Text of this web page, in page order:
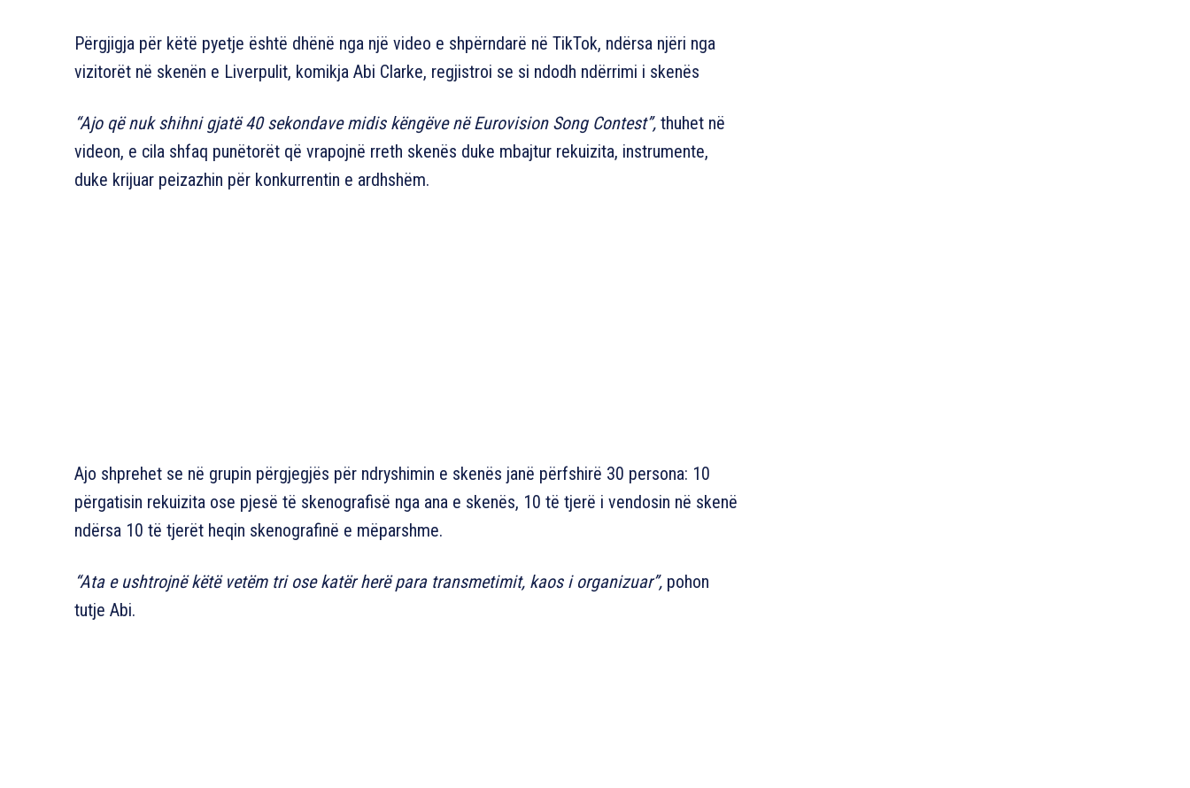
Përgjigja për këtë pyetje është dhënë nga një video e shpërndarë në TikTok, ndërsa njëri nga
vizitorët në skenën e Liverpulit, komikja Abi Clarke, regjistroi se si ndodh ndërrimi i skenës
“Ajo që nuk shihni gjatë 40 sekondave midis këngëve në Eurovision Song Contest”, thuhet në
videon, e cila shfaq punëtorët që vrapojnë rreth skenës duke mbajtur rekuizita, instrumente,
duke krijuar peizazhin për konkurrentin e ardhshëm.
Ajo shprehet se në grupin përgjegjës për ndryshimin e skenës janë përfshirë 30 persona: 10
përgatisin rekuizita ose pjesë të skenografisë nga ana e skenës, 10 të tjerë i vendosin në skenë
ndërsa 10 të tjerët heqin skenografinë e mëparshme.
“Ata e ushtrojnë këtë vetëm tri ose katër herë para transmetimit, kaos i organizuar”, pohon
tutje Abi.